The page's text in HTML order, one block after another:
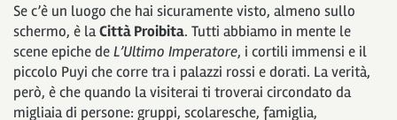
Se c’è un luogo che hai sicuramente visto, almeno sullo
schermo, è laCittà Proibita. Tutti abbiamo in mente le
scene epiche deL’Ultimo Imperatore, i cortili immensi e il
piccolo Puyi che corre tra i palazzi rossi e dorati. La verità,
però, è che quando la visiterai ti troverai circondato da
migliaia di persone: gruppi, scolaresche, famiglia,